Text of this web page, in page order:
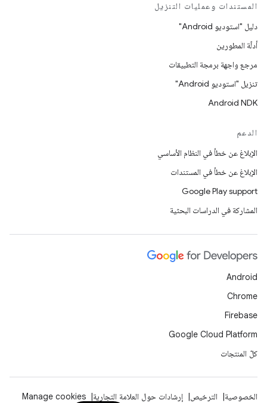
المستندات وعمليات التنزيل
دليل "استوديو Android"
أدلّة المطورين
مرجع واجهة برمجة التطبيقات
تنزيل "استوديو Android"
Android NDK
الدعم
الإبلاغ عن خطأ في النظام الأساسي
الإبلاغ عن خطأ في المستندات
Google Play support
المشاركة في الدراسات البحثية
Android
Chrome
Firebase
Google Cloud Platform
كلّ المنتجات
الخصوصية الترخيص إرشادات حول العلامة التجارية Manage cookies